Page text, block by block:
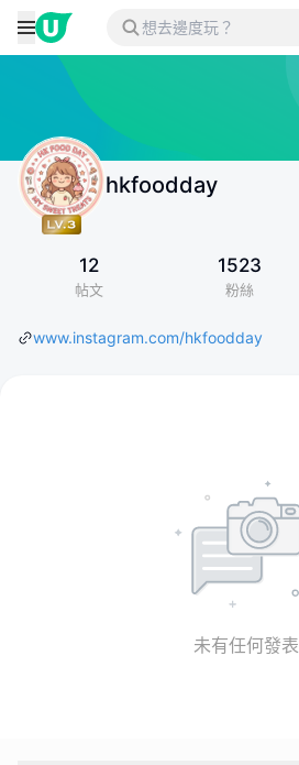
hkfoodday
12
帖文
1523
粉絲
www.instagram.com/hkfoodday
未有任何發表